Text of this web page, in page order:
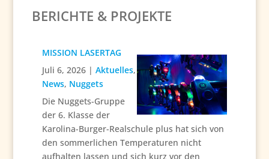
BERICHTE & PROJEKTE
MISSION LASERTAG
Juli 6, 2026| Aktuelles,
News, Nuggets
Die Nuggets-Gruppe
der 6. Klasse der
Karolina-Burger-Realschule plus hat sich von
den sommerlichen Temperaturen nicht
aufhalten lassen und sich kurz vor den